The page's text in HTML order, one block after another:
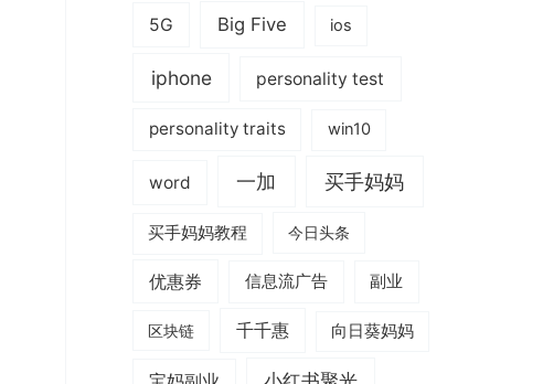
5G Big Five ios
iphone personality test
personality traits win10
word 一加 买手妈妈
买手妈妈教程 今日头条
优惠券 信息流广告 副业
区块链 千千惠 向日葵妈妈